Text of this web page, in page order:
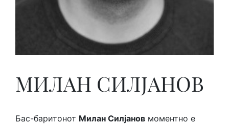
МИЛАН СИЛЈАНОВ
Бас-баритонот Милан Силјанов моментно е